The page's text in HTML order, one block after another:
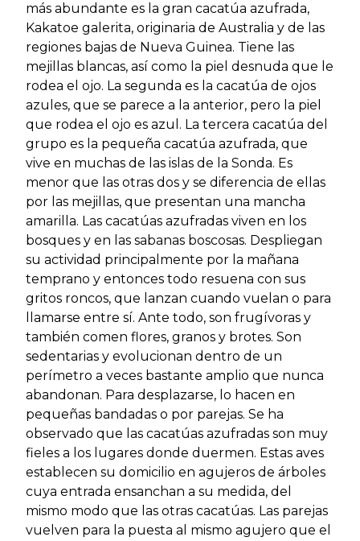
más abundante es la gran cacatúa azufrada,
Kakatoe galerita, originaria de Australia y de las
regiones bajas de Nueva Guinea. Tiene las
mejillas blancas, así como la piel desnuda que le
rodea el ojo. La segunda es la cacatúa de ojos
azules, que se parece a la anterior, pero la piel
que rodea el ojo es azul. La tercera cacatúa del
grupo es la pequeña cacatúa azufrada, que
vive en muchas de las islas de la Sonda. Es
menor que las otras dos y se diferencia de ellas
por las mejillas, que presentan una mancha
amarilla. Las cacatúas azufradas viven en los
bosques y en las sabanas boscosas. Despliegan
su actividad principalmente por la mañana
temprano y entonces todo resuena con sus
gritos roncos, que lanzan cuando vuelan o para
llamarse entre sí. Ante todo, son frugívoras y
también comen flores, granos y brotes. Son
sedentarias y evolucionan dentro de un
perímetro a veces bastante amplio que nunca
abandonan. Para desplazarse, lo hacen en
pequeñas bandadas o por parejas. Se ha
observado que las cacatúas azufradas son muy
fieles a los lugares donde duermen. Estas aves
establecen su domicilio en agujeros de árboles
cuya entrada ensanchan a su medida, del
mismo modo que las otras cacatúas. Las parejas
vuelven para la puesta al mismo agujero que el